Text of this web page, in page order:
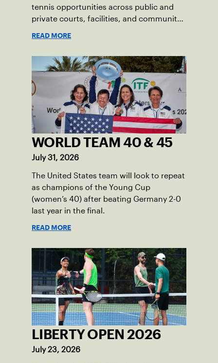
tennis opportunities across public and
private courts, facilities, and community
READ MORE
WORLD TEAM 40 & 45
July 31, 2026
The United States team will look to repeat
as champions of the Young Cup
(women’s 40) after beating Germany 2-0
last year in the final.
READ MORE
LIBERTY OPEN 2026
July 23, 2026